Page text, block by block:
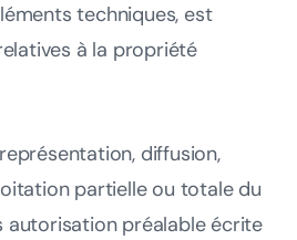
techniques, est
à la propriété
diffusion,
partielle ou totale du
autorisation préalable écrite